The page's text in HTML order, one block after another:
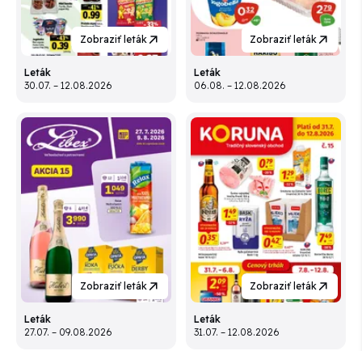
Zobraziť leták
Leták
30.07. – 12.08.2026
Zobraziť leták
Leták
06.08. – 12.08.2026
Zobraziť leták
Leták
27.07. – 09.08.2026
Zobraziť leták
Leták
31.07. – 12.08.2026